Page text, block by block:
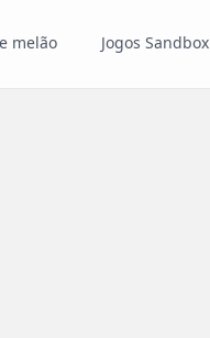
melão Jogos Sandbox